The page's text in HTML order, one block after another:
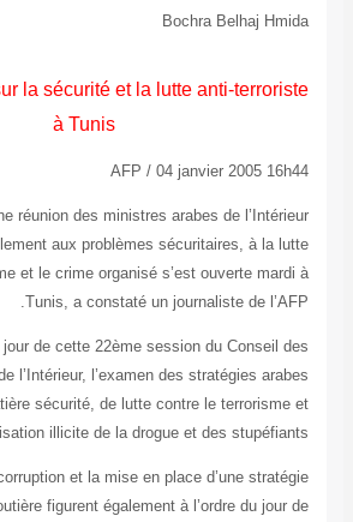
Bochra Belhaj Hmida
la sécurité et la lutte anti-terroriste
à Tunis
AFP / 04 janvier 2005 16h44
réunion des ministres arabes de l’Intérieur
aux problèmes sécuritaires, à la lutte
et le crime organisé s’est ouverte mardi à
Tunis, a constaté un journaliste de l’AFP.
jour de cette 22ème session du Conseil des
l’Intérieur, l’examen des stratégies arabes
sécurité, de lutte contre le terrorisme et
illicite de la drogue et des stupéfiants.
et la mise en place d’une stratégie
figurent également à l’ordre du jour de